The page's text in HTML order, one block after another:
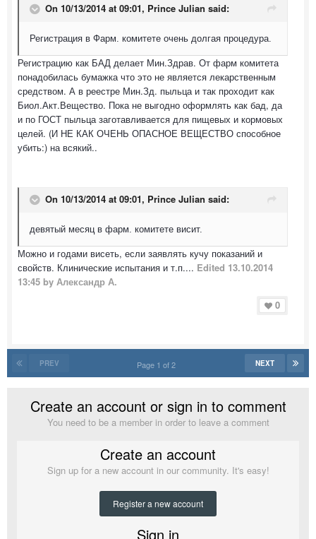
On 10/13/2014 at 09:01, Prince Julian said:
Регистрация в Фарм. комитете очень долгая процедура.
Регистрацию как БАД делает Мин.Здрав. От фарм комитета
понадобилась бумажка что это не является лекарственным
средством. А в реестре Мин.Зд. пыльца и так проходит как
Биол.Акт.Вещество. Пока не выгодно оформлять как бад, да
и по ГОСТ пыльца заготавливается для пищевых и кормовых
целей. (И НЕ КАК ОЧЕНЬ ОПАСНОЕ ВЕЩЕСТВО способное
убить:) на всякий..
On 10/13/2014 at 09:01, Prince Julian said:
девятый месяц в фарм. комитете висит.
Можно и годами висеть, если заявлять кучу показаний и
свойств. Клинические испытания и т.п.... Edited 13.10.2014
13:45 by Александр А.
0
PREV NEXT
Page 1 of 2
Create an account or sign in to comment
You need to be a member in order to leave a comment
Create an account
Sign up for a new account in our community. It's easy!
Register a new account
Sign in